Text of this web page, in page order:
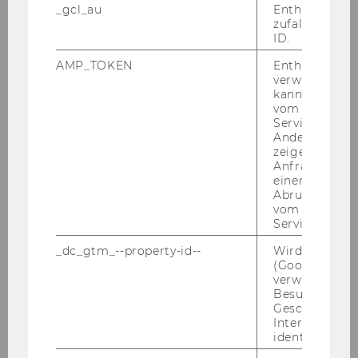
Dezember 2015
_gcl_au
Enthält eine
ID.
AMP_TOKEN
Enthält ein
verwendet
kann, um
vom AMP-
Service
Andere
zeigen Opt-
Anfrage im
einen Fehler
Abrufen
vom AMP
Service an.
_dc_gtm_--property-id--
Wird von
(Google Tag
verwendet,
Besucher
Geschlecht
Interessen zu
identifizieren.